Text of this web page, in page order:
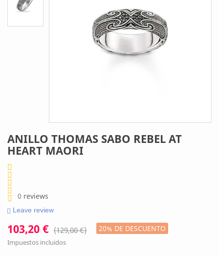
ANILLO THOMAS SABO REBEL AT
HEART MAORI
0 reviews
Leave review
103,20 € (129,00 €) 20% DE DESCUENTO
Impuestos incluidos